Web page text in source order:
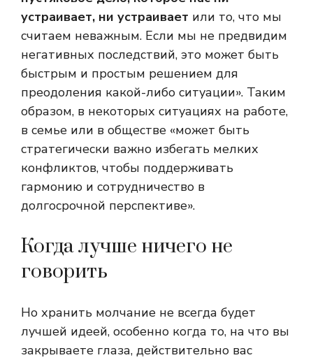
устраивает, ни устраивает или то, что мы
считаем неважным. Если мы не предвидим
негативных последствий, это может быть
быстрым и простым решением для
преодоления какой-либо ситуации». Таким
образом, в некоторых ситуациях на работе,
в семье или в обществе «может быть
стратегически важно избегать мелких
конфликтов, чтобы поддерживать
гармонию и сотрудничество в
долгосрочной перспективе».
Когда лучше ничего не
говорить
Но хранить молчание не всегда будет
лучшей идеей, особенно когда то, на что вы
закрываете глаза, действительно вас